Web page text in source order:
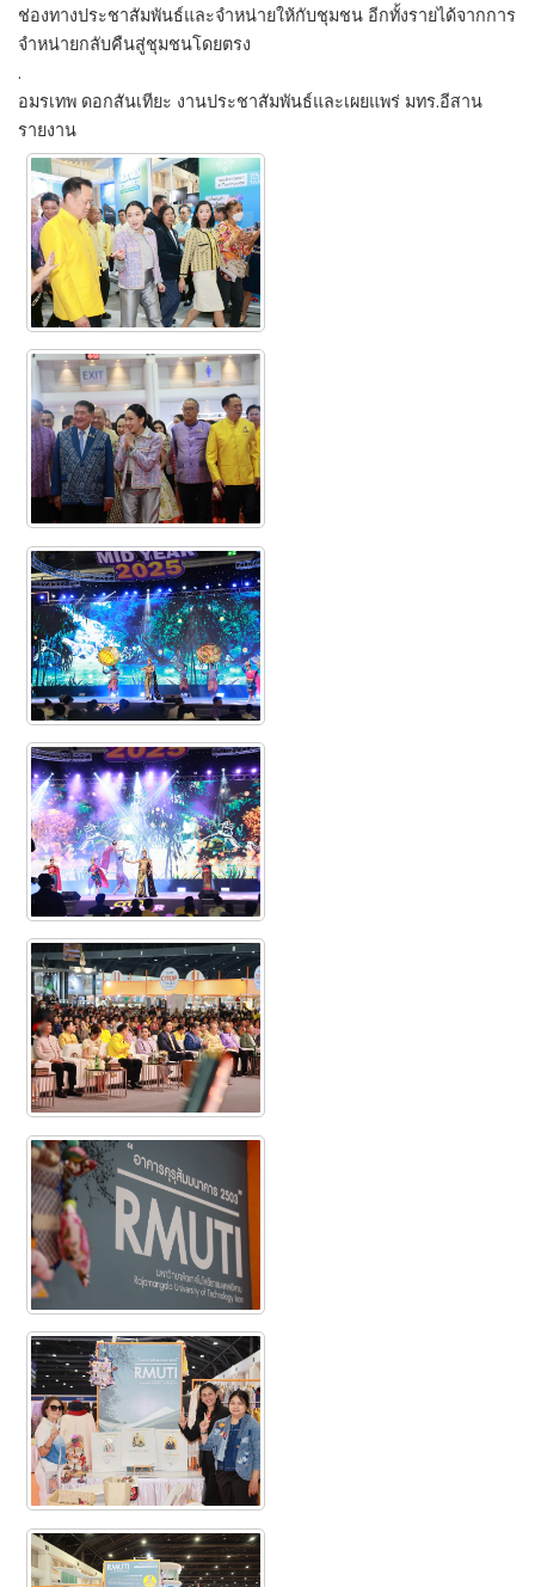
ช่องทางประชาสัมพันธ์และจำหน่ายให้กับชุมชน อีกทั้งรายได้จากการ
จำหน่ายกลับคืนสู่ชุมชนโดยตรง
.
อมรเทพ ดอกสันเทียะ งานประชาสัมพันธ์และเผยแพร่ มทร.อีสาน
รายงาน